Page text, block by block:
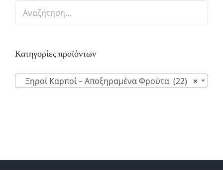
Κατηγορίες προϊόντων
×
Ξηροί Καρποί – Αποξηραμένα Φρούτα (22)